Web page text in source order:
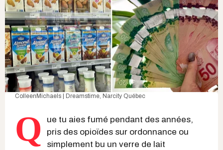
ColleenMichaels | Dreamstime, Narcity Québec
Q
ue tu aies fumé pendant des années,
pris des opioïdes sur ordonnance ou
simplement bu un verre de lait